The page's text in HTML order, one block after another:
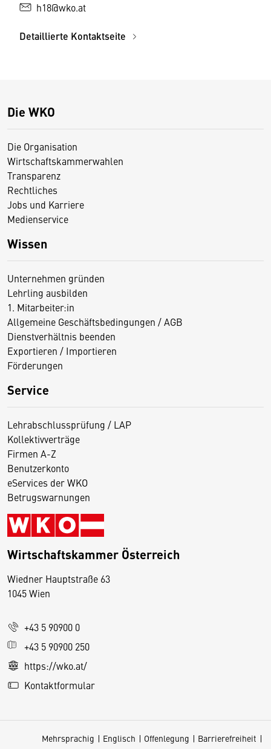
h18@wko.at
Detaillierte Kontaktseite
Die WKO
Die Organisation
Wirtschaftskammerwahlen
Transparenz
Rechtliches
Jobs und Karriere
Medienservice
Wissen
Unternehmen gründen
Lehrling ausbilden
1. Mitarbeiter:in
Allgemeine Geschäftsbedingungen / AGB
Dienstverhältnis beenden
Exportieren / Importieren
Förderungen
Service
Lehrabschlussprüfung / LAP
Kollektivverträge
Firmen A-Z
Benutzerkonto
eServices der WKO
Betrugswarnungen
Wirtschaftskammer Österreich
Wiedner Hauptstraße 63
1045 Wien
+43 5 90900 0
+43 5 90900 250
https://wko.at/
Kontaktformular
Mehrsprachig Englisch Offenlegung
Barrierefreiheit
D
s
e
S
e